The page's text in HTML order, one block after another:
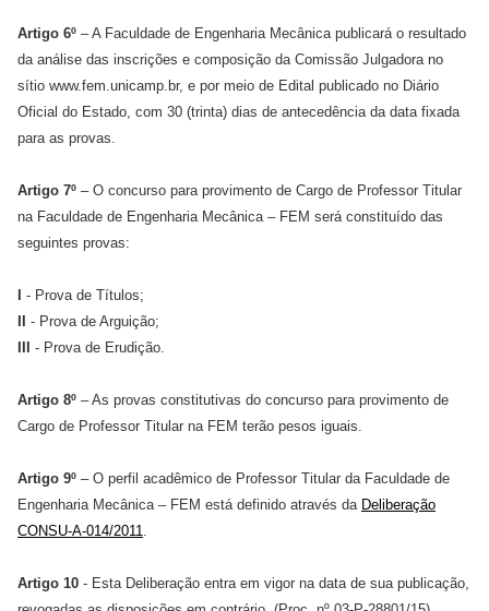
Artigo 6º – A Faculdade de Engenharia Mecânica publicará o resultado
da análise das inscrições e composição da Comissão Julgadora no
sítio www.fem.unicamp.br, e por meio de Edital publicado no Diário
Oficial do Estado, com 30 (trinta) dias de antecedência da data fixada
para as provas.
Artigo 7º – O concurso para provimento de Cargo de Professor Titular
na Faculdade de Engenharia Mecânica – FEM será constituído das
seguintes provas:
- Prova de Títulos;
- Prova de Arguição;
- Prova de Erudição.
Artigo 8º – As provas constitutivas do concurso para provimento de
Cargo de Professor Titular na FEM terão pesos iguais.
Artigo 9º – O perfil acadêmico de Professor Titular da Faculdade de
Engenharia Mecânica – FEM está definido através da Deliberação
CONSU-A-014/2011.
Artigo 10 - Esta Deliberação entra em vigor na data de sua publicação,